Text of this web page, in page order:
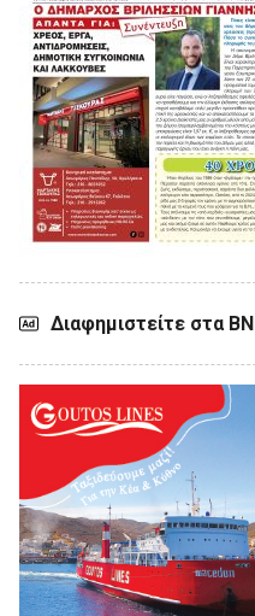
Διαφημιστείτε στα ΒΝ